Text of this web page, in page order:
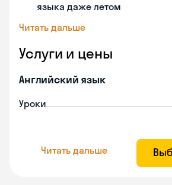
языка даже летом
Читать дальше
Услуги и цены
Английский язык
Уроки
Читать дальше